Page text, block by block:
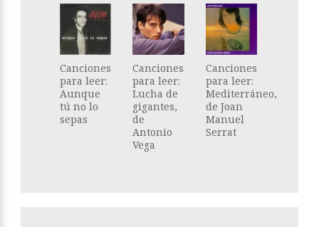
Canciones
para leer:
Aunque
tú no lo
sepas
Canciones
para leer:
Lucha de
gigantes,
de
Antonio
Vega
Canciones
para leer:
Mediterráneo,
de Joan
Manuel
Serrat